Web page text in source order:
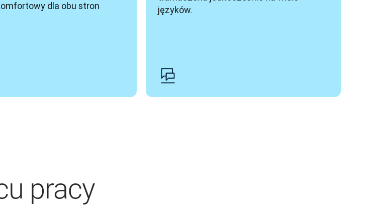
dla obu stron
języków.
pracy